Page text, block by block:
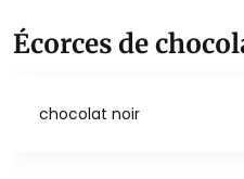
Écorces de
chocolat noir